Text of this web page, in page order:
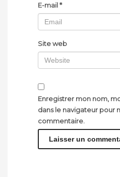
E-mail*
Site web
Enregistrer mon nom,
dans le navigateur pour
commentaire.